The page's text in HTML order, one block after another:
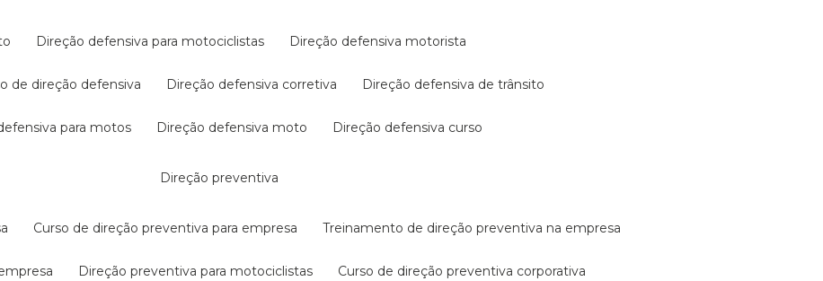
direção defensiva para motociclistas direção defensiva motorista
de direção defensiva direção defensiva corretiva direção defensiva de trânsito
para motos direção defensiva moto direção defensiva curso
direção preventiva
curso de direção preventiva para empresa treinamento de direção preventiva na empresa
direção preventiva para motociclistas curso de direção preventiva corporativa